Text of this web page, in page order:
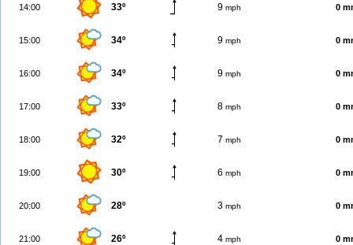
14:00 33º 9 mph 0
15:00 34º 9 mph 0
16:00 34º 9 mph 0
17:00 33º 8 mph 0
18:00 32º 7 mph 0
19:00 30º 6 mph 0
20:00 28º 3 mph 0
21:00 26º 4 mph 0